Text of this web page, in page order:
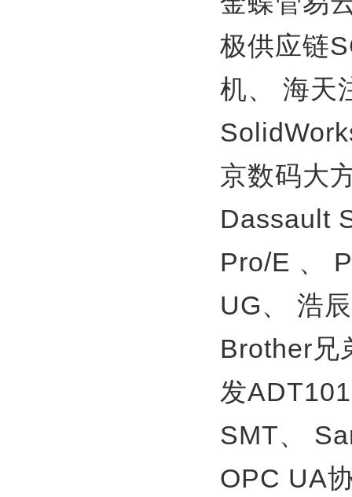
极供应链
机、
海天
京数码大
Dassault
Pro/E 、
UG、
浩
Brother兄
发
SMT、
OPC UA